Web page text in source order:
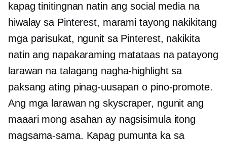
kapag tinitingnan natin ang social media na
hiwalay sa Pinterest, marami tayong nakikitang
mga parisukat, ngunit sa Pinterest, nakikita
natin ang napakaraming matataas na patayong
larawan na talagang nagha-highlight sa
paksang ating pinag-uusapan o pino-promote.
Ang mga larawan ng skyscraper, ngunit ang
maaari mong asahan ay nagsisimula itong
magsama-sama. Kapag pumunta ka sa